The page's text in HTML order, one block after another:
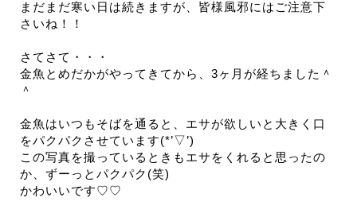
まだまだ寒い日は続きますが、皆様風邪にはご注意下
さいね！！
さてさて・・・
金魚とめだかがやってきてから、3ヶ月が経ちました＾
＾
金魚はいつもそばを通ると、エサが欲しいと大きく口
をパクパクさせています(*’▽’)
この写真を撮っているときもエサをくれると思ったの
か、ずーっとパクパク(笑)
かわいいです♡♡